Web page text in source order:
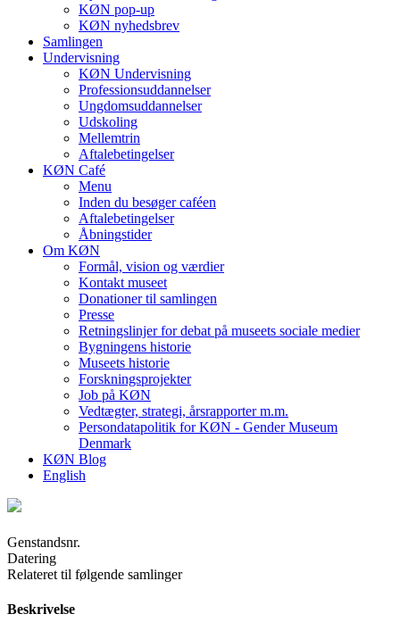
KØN pop-up
KØN nyhedsbrev
Samlingen
Undervisning
KØN Undervisning
Professionsuddannelser
Ungdomsuddannelser
Udskoling
Mellemtrin
Aftalebetingelser
KØN Café
Menu
Inden du besøger caféen
Aftalebetingelser
Åbningstider
Om KØN
Formål, vision og værdier
Kontakt museet
Donationer til samlingen
Presse
Retningslinjer for debat på museets sociale medier
Bygningens historie
Museets historie
Forskningsprojekter
Job på KØN
Vedtægter, strategi, årsrapporter m.m.
Persondatapolitik for KØN - Gender Museum
Denmark
KØN Blog
English
Genstandsnr.
Datering
Relateret til følgende samlinger
Beskrivelse